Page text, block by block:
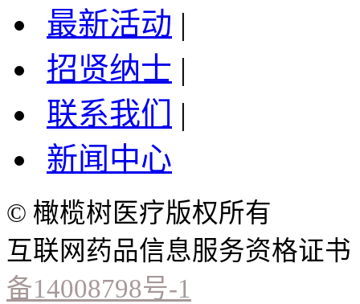
最新活动 |
招贤纳士 |
联系我们
|
新闻中心
© 橄榄树医疗版权所有
互联网药品信息服务资格证
备14008798号-1